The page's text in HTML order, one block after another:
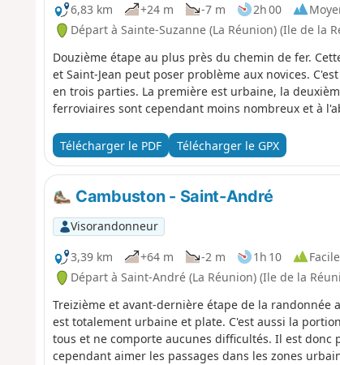
6,83 km
+24 m -7 m 2h 00
Départ à Sainte-Suzanne (La Réunion) (Ile de la
Douzième étape au plus près du chemin de fer.
et Saint-Jean peut poser problème aux novices.
en trois parties. La première est urbaine, la
ferroviaires sont cependant moins nombreux et à
Télécharger le PDF Télécharger le GPX
Cambuston - Saint-André
Visorandonneur
3,39 km
+64 m -2 m 1h 10
Facile
Départ à Saint-André (La Réunion) (Ile de la
Treizième et avant-dernière étape de la randonnée
est totalement urbaine et plate. C'est aussi la
tous et ne comporte aucunes difficultés. Il est
cependant aimer les passages dans les zones